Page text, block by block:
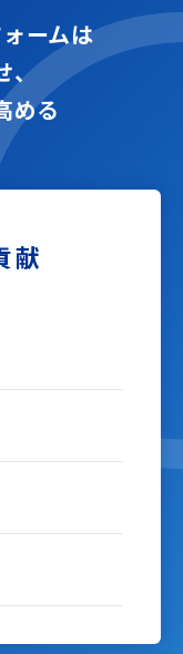
ームは
、
める
献